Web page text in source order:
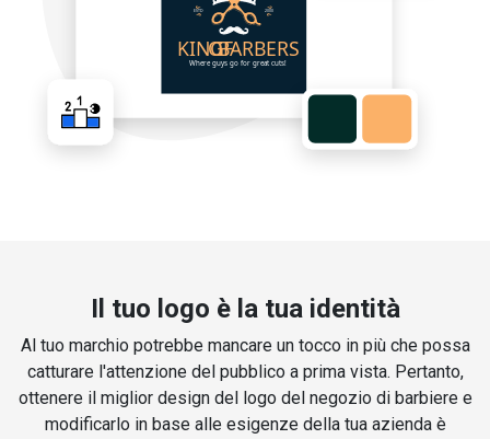
Il tuo logo è la tua identità
Al tuo marchio potrebbe mancare un tocco in più che possa
catturare l'attenzione del pubblico a prima vista. Pertanto,
ottenere il miglior design del logo del negozio di barbiere e
modificarlo in base alle esigenze della tua azienda è